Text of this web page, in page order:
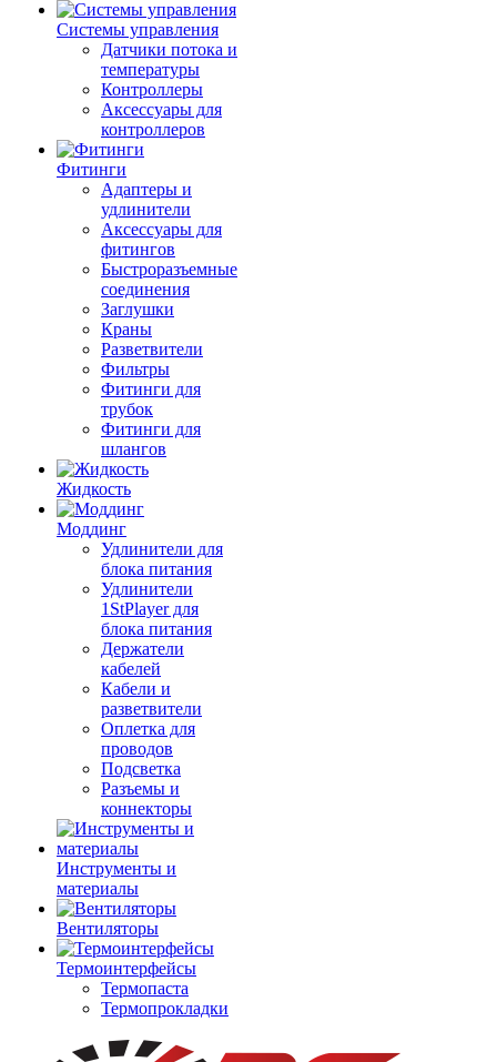
Системы управления
Датчики потока и
температуры
Контроллеры
Аксессуары для
контроллеров
Фитинги
Адаптеры и
удлинители
Аксессуары для
фитингов
Быстроразъемные
соединения
Заглушки
Краны
Разветвители
Фильтры
Фитинги для
трубок
Фитинги для
шлангов
Жидкость
Моддинг
Удлинители для
блока питания
Удлинители
1StPlayer для
блока питания
Держатели
кабелей
Кабели и
разветвители
Оплетка для
проводов
Подсветка
Разъемы и
коннекторы
Инструменты и
материалы
Вентиляторы
Термоинтерфейсы
Термопаста
Термопрокладки